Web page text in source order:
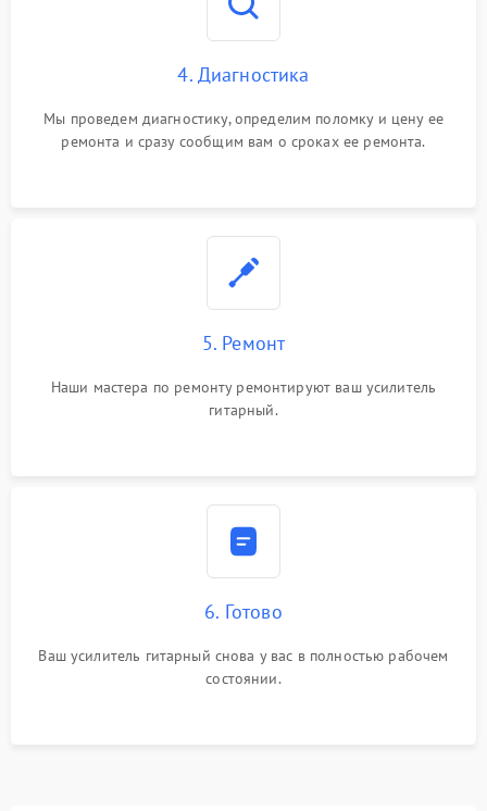
4. Диагностика
Мы проведем диагностику, определим поломку и цену ее
ремонта и сразу сообщим вам о сроках ее ремонта.
5. Ремонт
Наши мастера по ремонту ремонтируют ваш усилитель
гитарный.
6. Готово
Ваш усилитель гитарный снова у вас в полностью рабочем
состоянии.